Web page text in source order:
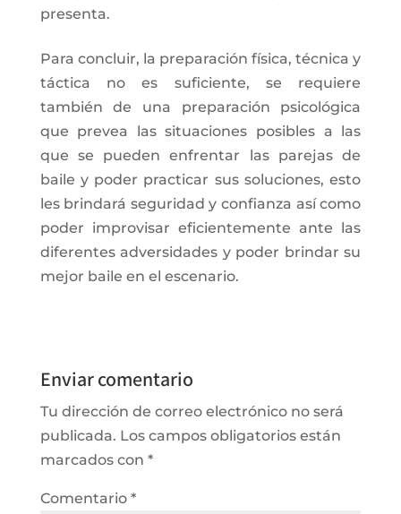
presenta.
Para concluir, la preparación física, técnica y
táctica no es suficiente, se requiere
también de una preparación psicológica
que prevea las situaciones posibles a las
que se pueden enfrentar las parejas de
baile y poder practicar sus soluciones, esto
les brindará seguridad y confianza así como
poder improvisar eficientemente ante las
diferentes adversidades y poder brindar su
mejor baile en el escenario.
Enviar comentario
Tu dirección de correo electrónico no será
publicada. Los campos obligatorios están
marcados con *
Comentario *